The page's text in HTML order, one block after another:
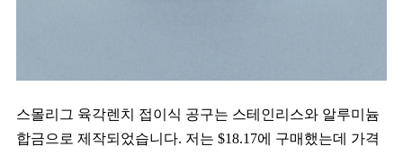
스몰리그 육각렌치 접이식 공구는 스테인리스와 알루미늄
합금으로 제작되었습니다. 저는 $18.17에 구매했는데 가격